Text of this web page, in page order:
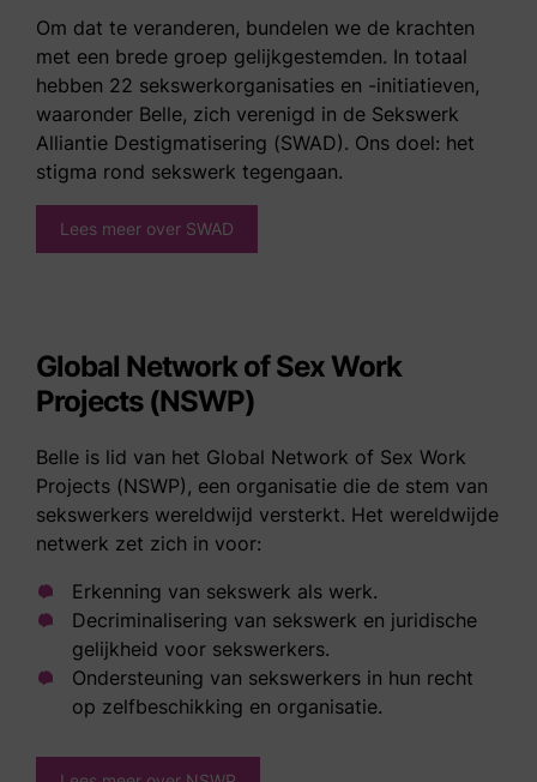
Om dat te veranderen, bundelen we de krachten
met een brede groep gelijkgestemden. In totaal
hebben 22 sekswerkorganisaties en -initiatieven,
waaronder Belle, zich verenigd in de Sekswerk
Alliantie Destigmatisering (SWAD). Ons doel: het
stigma rond sekswerk tegengaan.
Lees meer over SWAD
Global Network of Sex Work
Projects (NSWP)
Belle is lid van het Global Network of Sex Work
Projects (NSWP), een organisatie die de stem van
sekswerkers wereldwijd versterkt. Het wereldwijde
netwerk zet zich in voor:
Erkenning van sekswerk als werk.
Decriminalisering van sekswerk en juridische
gelijkheid voor sekswerkers.
Ondersteuning van sekswerkers in hun recht
op zelfbeschikking en organisatie.